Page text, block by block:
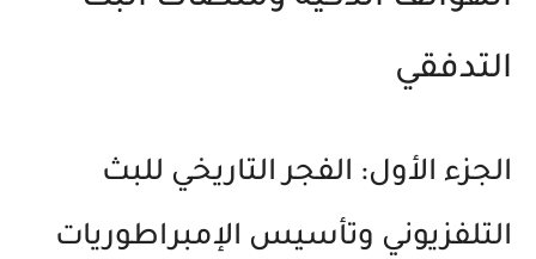
التدفقي
الجزء الأول: الفجر التاريخي للبث
التلفزيوني وتأسيس الإمبراطوريات